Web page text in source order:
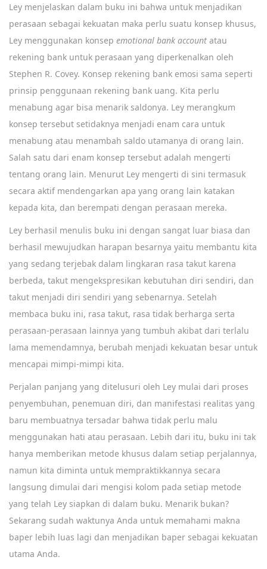
Ley menjelaskan dalam buku ini bahwa untuk menjadikan
perasaan sebagai kekuatan maka perlu suatu konsep khusus,
Ley menggunakan konsep emotional bank account atau
rekening bank untuk perasaan yang diperkenalkan oleh
Stephen R. Covey. Konsep rekening bank emosi sama seperti
prinsip penggunaan rekening bank uang. Kita perlu
menabung agar bisa menarik saldonya. Ley merangkum
konsep tersebut setidaknya menjadi enam cara untuk
menabung atau menambah saldo utamanya di orang lain.
Salah satu dari enam konsep tersebut adalah mengerti
tentang orang lain. Menurut Ley mengerti di sini termasuk
secara aktif mendengarkan apa yang orang lain katakan
kepada kita, dan berempati dengan perasaan mereka.
Ley berhasil menulis buku ini dengan sangat luar biasa dan
berhasil mewujudkan harapan besarnya yaitu membantu kita
yang sedang terjebak dalam lingkaran rasa takut karena
berbeda, takut mengekspresikan kebutuhan diri sendiri, dan
takut menjadi diri sendiri yang sebenarnya. Setelah
membaca buku ini, rasa takut, rasa tidak berharga serta
perasaan-perasaan lainnya yang tumbuh akibat dari terlalu
lama memendamnya, berubah menjadi kekuatan besar untuk
mencapai mimpi-mimpi kita.
Perjalan panjang yang ditelusuri oleh Ley mulai dari proses
penyembuhan, penemuan diri, dan manifestasi realitas yang
baru membuatnya tersadar bahwa tidak perlu malu
menggunakan hati atau perasaan. Lebih dari itu, buku ini tak
hanya memberikan metode khusus dalam setiap perjalannya,
namun kita diminta untuk mempraktikkannya secara
langsung dimulai dari mengisi kolom pada setiap metode
yang telah Ley siapkan di dalam buku. Menarik bukan?
Sekarang sudah waktunya Anda untuk memahami makna
baper lebih luas lagi dan menjadikan baper sebagai kekuatan
utama Anda.